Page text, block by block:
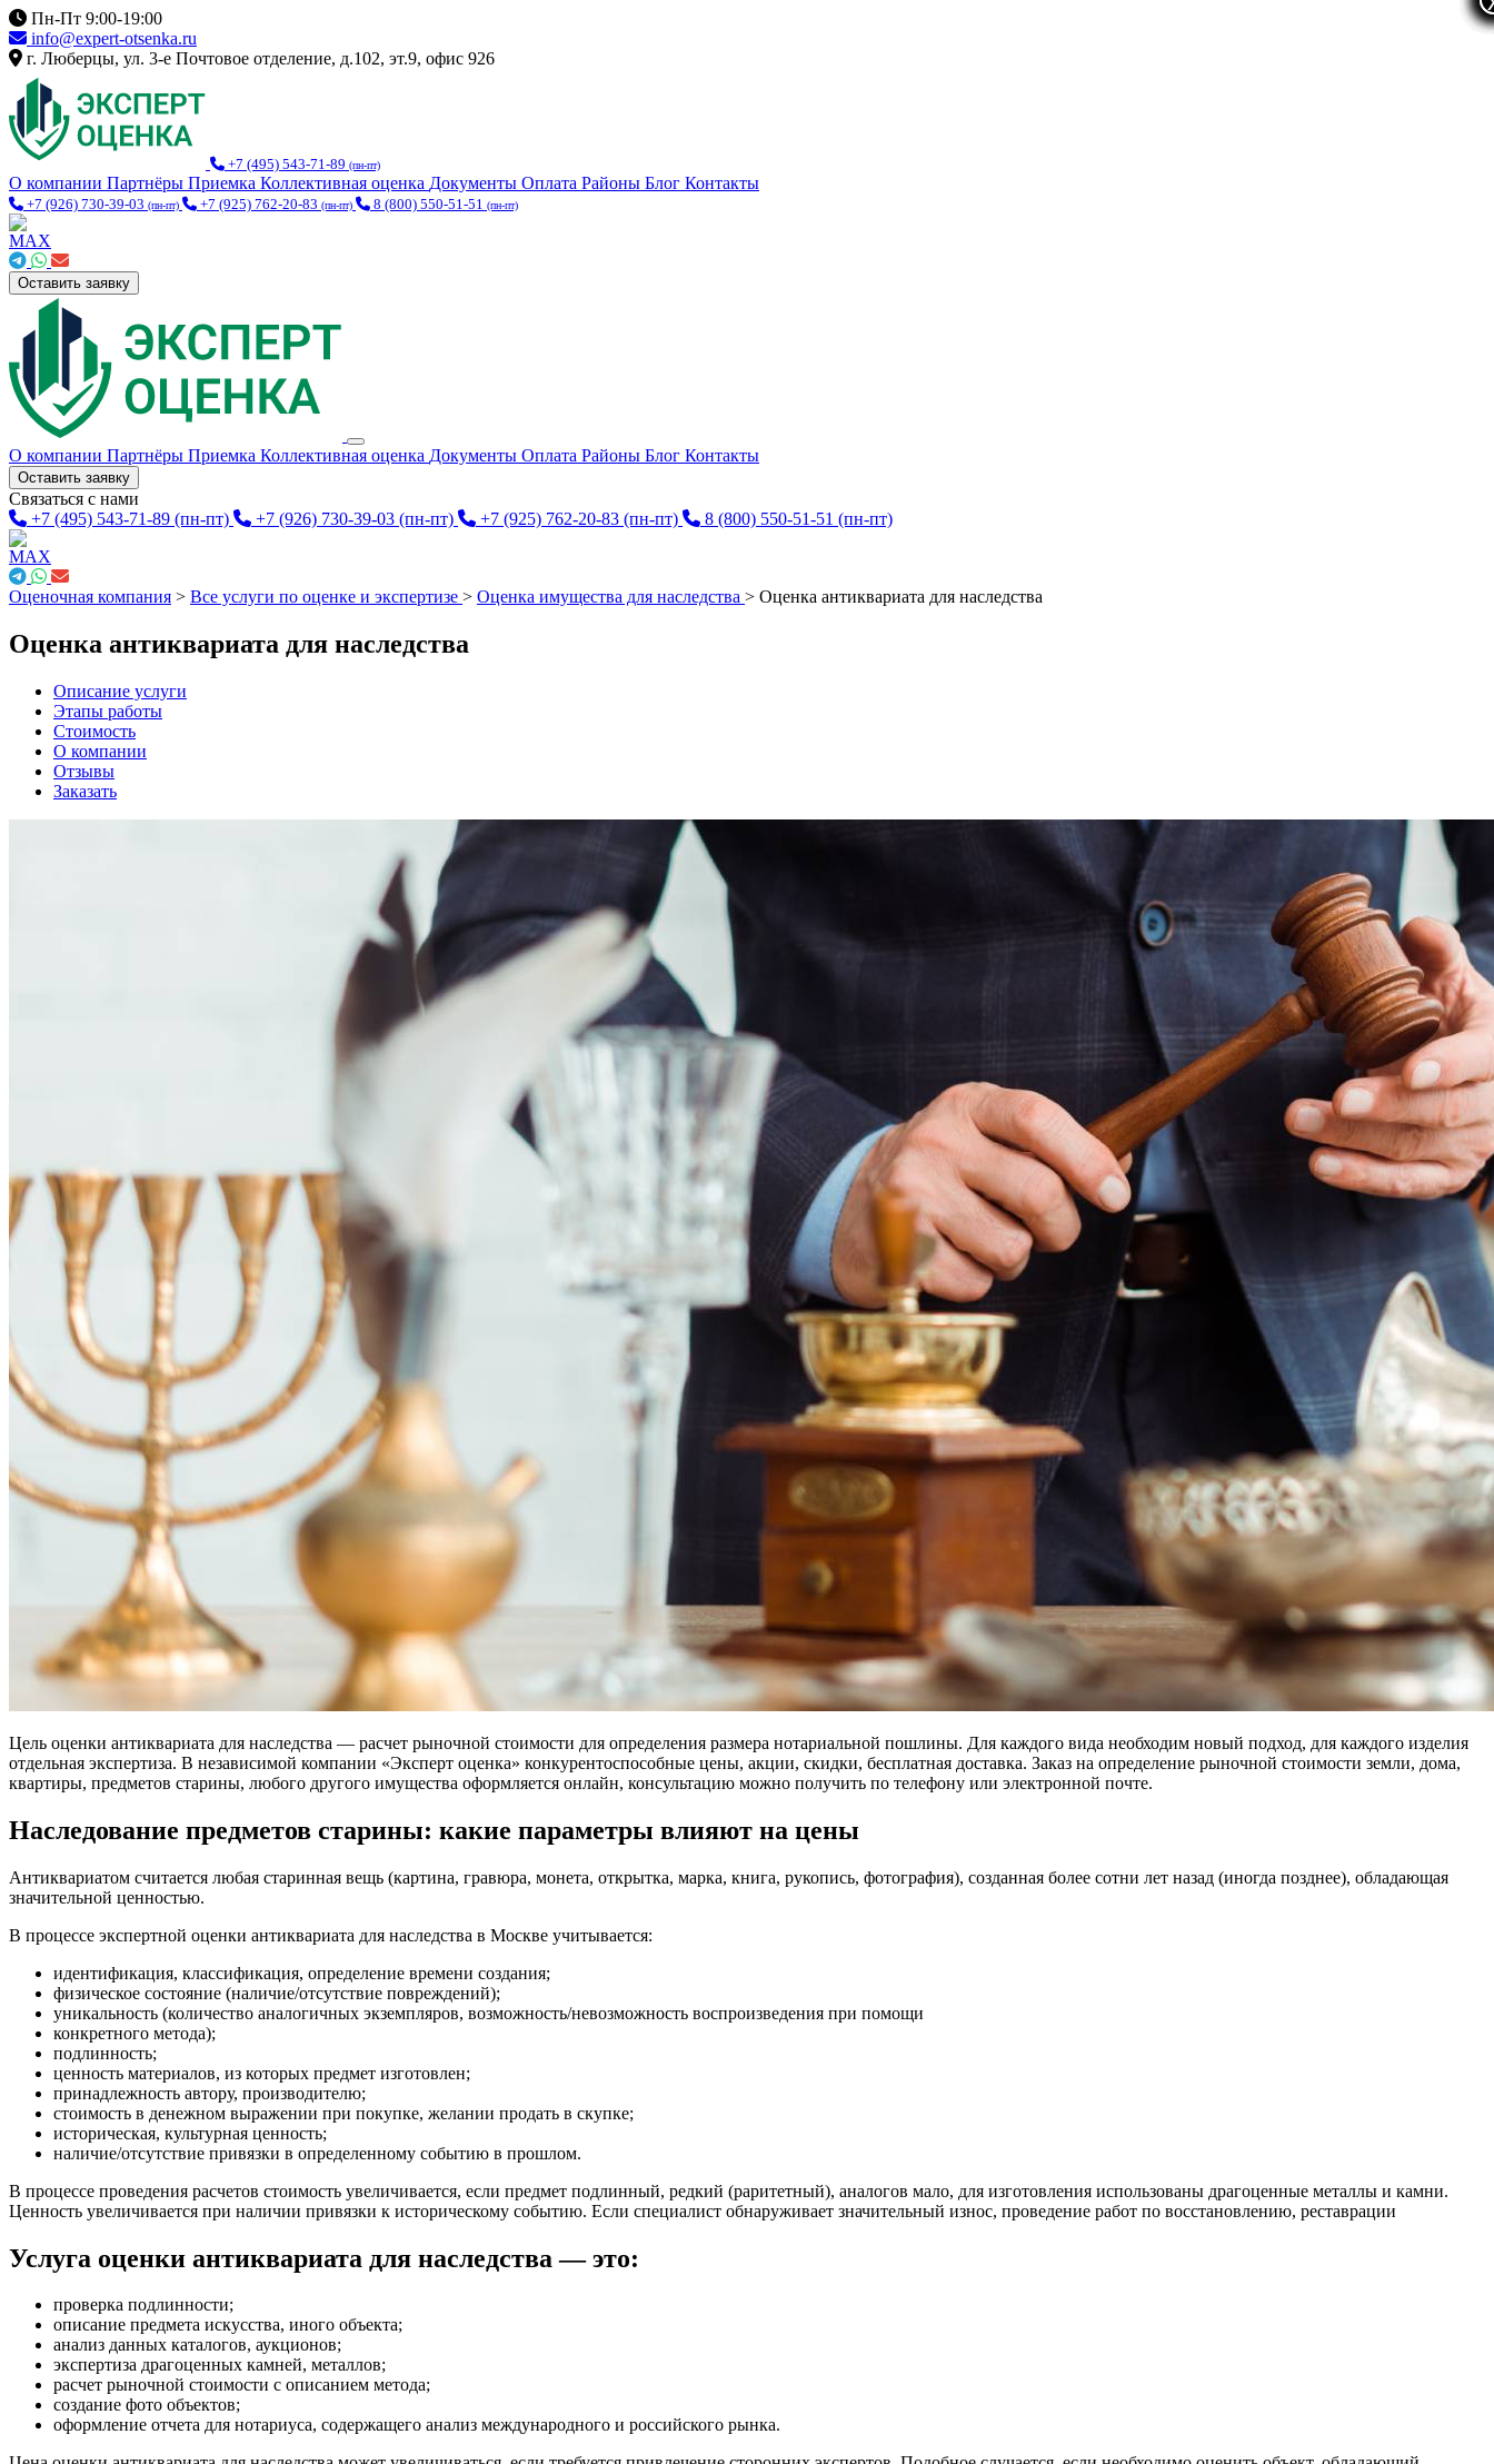
Пн-Пт 9:00-19:00
info@expert-otsenka.ru
г. Люберцы, ул. 3-е Почтовое отделение, д.102, эт.9, офис 926
+7 (495) 543-71-89 (пн-пт)
О компании Партнёры Приемка Коллективная оценка Документы Оплата Районы Блог Контакты
+7 (926) 730-39-03 (пн-пт) +7 (925) 762-20-83 (пн-пт) 8 (800) 550-51-51 (пн-пт)
Оставить заявку
О компании Партнёры Приемка Коллективная оценка Документы Оплата Районы Блог Контакты
Оставить заявку
Связаться с нами
+7 (495) 543-71-89 (пн-пт) +7 (926) 730-39-03 (пн-пт) +7 (925) 762-20-83 (пн-пт) 8 (800) 550-51-51 (пн-пт)
Оценочная компания > Все услуги по оценке и экспертизе > Оценка имущества для наследства > Оценка антиквариата для наследства
Оценка антиквариата для наследства
Описание услуги
Этапы работы
Стоимость
О компании
Отзывы
Заказать
Цель оценки антиквариата для наследства — расчет рыночной стоимости для определения размера нотариальной пошлины. Для каждого вида необходим новый подход, для каждого изделия
отдельная экспертиза. В независимой компании «Эксперт оценка» конкурентоспособные цены, акции, скидки, бесплатная доставка. Заказ на определение рыночной стоимости земли, дома,
квартиры, предметов старины, любого другого имущества оформляется онлайн, консультацию можно получить по телефону или электронной почте.
Наследование предметов старины: какие параметры влияют на цены
Антиквариатом считается любая старинная вещь (картина, гравюра, монета, открытка, марка, книга, рукопись, фотография), созданная более сотни лет назад (иногда позднее), обладающая
значительной ценностью.
В процессе экспертной оценки антиквариата для наследства в Москве учитывается:
идентификация, классификация, определение времени создания;
физическое состояние (наличие/отсутствие повреждений);
уникальность (количество аналогичных экземпляров, возможность/невозможность воспроизведения при помощи
конкретного метода);
подлинность;
ценность материалов, из которых предмет изготовлен;
принадлежность автору, производителю;
стоимость в денежном выражении при покупке, желании продать в скупке;
историческая, культурная ценность;
наличие/отсутствие привязки в определенному событию в прошлом.
В процессе проведения расчетов стоимость увеличивается, если предмет подлинный, редкий (раритетный), аналогов мало, для изготовления использованы драгоценные металлы и камни.
Ценность увеличивается при наличии привязки к историческому событию. Если специалист обнаруживает значительный износ, проведение работ по восстановлению, реставрации
Услуга оценки антиквариата для наследства — это:
проверка подлинности;
описание предмета искусства, иного объекта;
анализ данных каталогов, аукционов;
экспертиза драгоценных камней, металлов;
расчет рыночной стоимости с описанием метода;
создание фото объектов;
оформление отчета для нотариуса, содержащего анализ международного и российского рынка.